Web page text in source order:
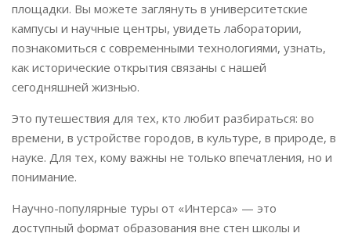
площадки. Вы можете заглянуть в университетские
кампусы и научные центры, увидеть лаборатории,
познакомиться с современными технологиями, узнать,
как исторические открытия связаны с нашей
сегодняшней жизнью.
Это путешествия для тех, кто любит разбираться: во
времени, в устройстве городов, в культуре, в природе, в
науке. Для тех, кому важны не только впечатления, но и
понимание.
Научно-популярные туры от «Интерса» — это
доступный формат образования вне стен школы и